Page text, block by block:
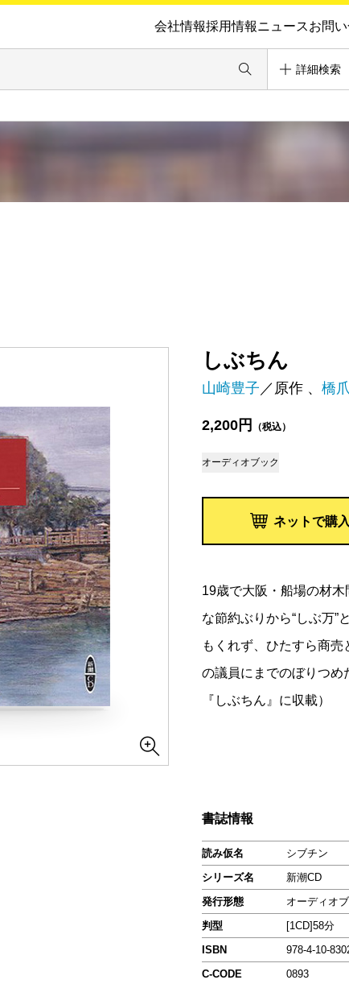
会社情報採用情報ニュースお問
詳細検索
しぶちん
山崎豊子 ／原作 、 橋
2,200円 （税込）
オーディオブック
ネットで購入
19歳で大阪・船場の材
な節約ぶりから“しぶ万”
もくれず、ひたすら商
の議員にまでのぼりつめ
『しぶちん』に収載）
書誌情報
読み仮名
シブチン
シリーズ名
新潮CD
発行形態
オーディオ
判型
[1CD]58分
ISBN
978-4-10-
C-CODE
0893